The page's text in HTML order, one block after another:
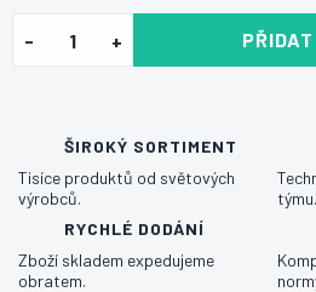
ŠIROKÝ SORTIMENT
Tisíce produktů od světových
výrobců.
týmu.
RYCHLÉ DODÁNÍ
Zboží skladem expedujeme
obratem.